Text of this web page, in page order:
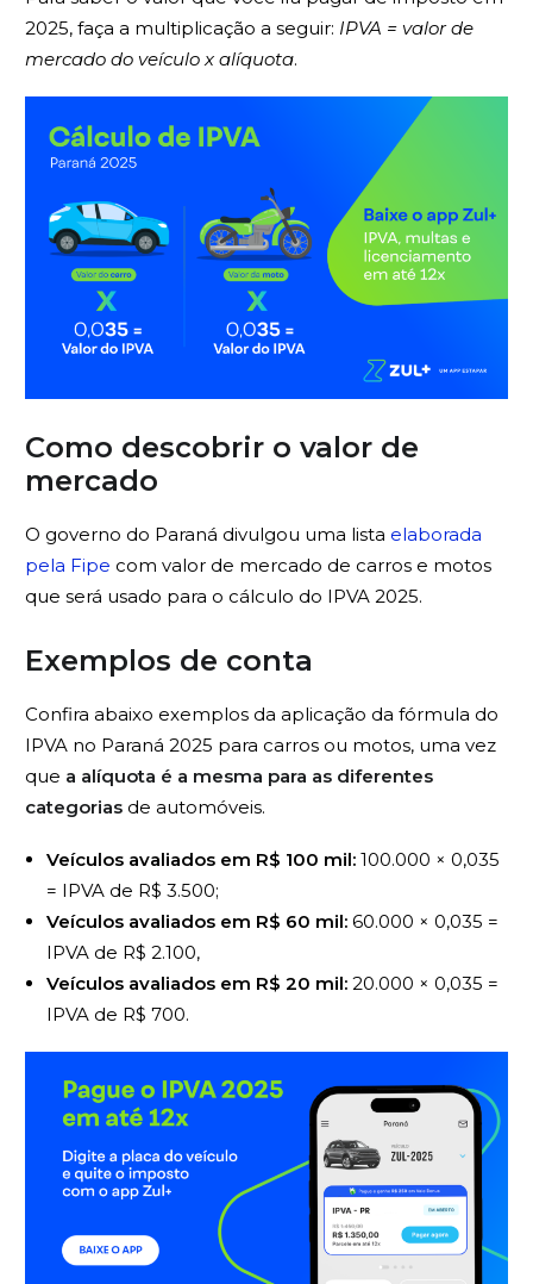
2025, faça a multiplicação a seguir: IPVA = valor de
mercado do veículo x alíquota.
Como descobrir o valor de
mercado
O governo do Paraná divulgou uma lista elaborada
pela Fipe com valor de mercado de carros e motos
que será usado para o cálculo do IPVA 2025.
Exemplos de conta
Confira abaixo exemplos da aplicação da fórmula do
IPVA no Paraná 2025 para carros ou motos, uma vez
que a alíquota é a mesma para as diferentes
categorias de automóveis.
Veículos avaliados em R$ 100 mil: 100.000 × 0,035
= IPVA de R$ 3.500;
Veículos avaliados em R$ 60 mil: 60.000 × 0,035 =
IPVA de R$ 2.100,
Veículos avaliados em R$ 20 mil: 20.000 × 0,035 =
IPVA de R$ 700.